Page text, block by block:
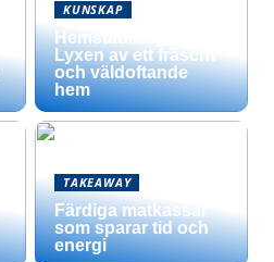
KUNSKAP
Hemstädning –
Lyxen av ett fräscht
och väldoftande
hem
TAKEAWAY
Färdiga matkassar
som sparar tid och
energi